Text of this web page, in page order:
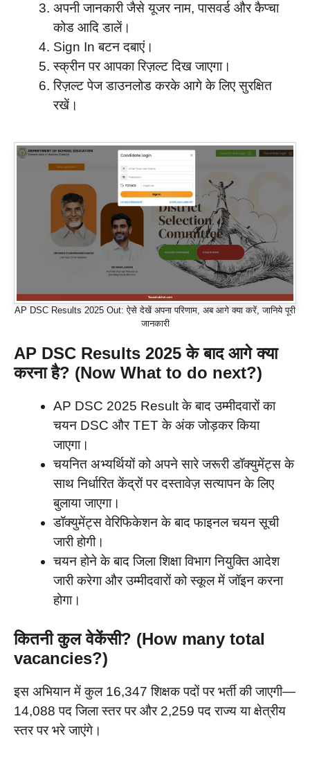
अपनी जानकारी जैसे यूजर नाम, पासवर्ड और कैप्चा
कोड आदि डालें।
Sign In बटन दबाएं।
स्क्रीन पर आपका रिज़ल्ट दिख जाएगा।
रिज़ल्ट पेज डाउनलोड करके आगे के लिए सुरक्षित
रखें।
AP DSC Results 2025 Out: ऐसे देखें अपना परिणाम, अब आगे क्या करें, जानिये पूरी
जानकारी
AP DSC Results 2025 के बाद आगे क्या
करना है? (Now What to do next?)
AP DSC 2025 Result के बाद उम्मीदवारों का
चयन DSC और TET के अंक जोड़कर किया
जाएगा।
चयनित अभ्यर्थियों को अपने सारे जरूरी डॉक्युमेंट्स के
साथ निर्धारित केंद्रों पर दस्तावेज़ सत्यापन के लिए
बुलाया जाएगा।
डॉक्युमेंट्स वेरिफिकेशन के बाद फाइनल चयन सूची
जारी होगी।
चयन होने के बाद जिला शिक्षा विभाग नियुक्ति आदेश
जारी करेगा और उम्मीदवारों को स्कूल में जॉइन करना
होगा।
कितनी कुल वेकेंसी? (How many total
vacancies?)
इस अभियान में कुल 16,347 शिक्षक पदों पर भर्ती की जाएगी—
14,088 पद जिला स्तर पर और 2,259 पद राज्य या क्षेत्रीय
स्तर पर भरे जाएंगे।